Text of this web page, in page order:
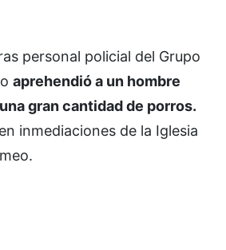
personal policial del Grupo
aprehendió a un hombre
gran cantidad de porros.
inmediaciones de la Iglesia